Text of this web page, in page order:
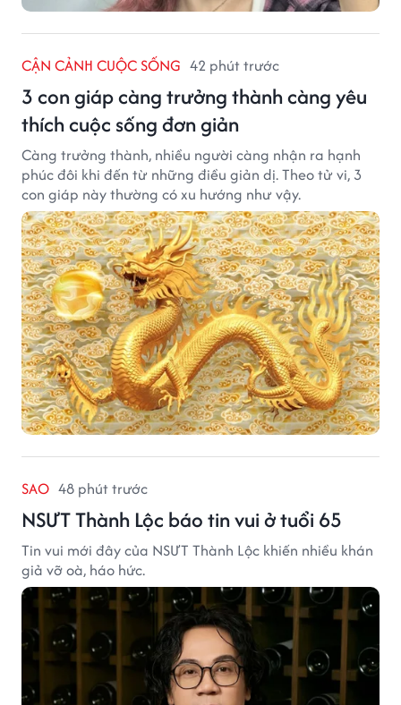
CẬN CẢNH CUỘC SỐNG 42 phút trước
3 con giáp càng trưởng thành càng yêu
thích cuộc sống đơn giản
Càng trưởng thành, nhiều người càng nhận ra hạnh
phúc đôi khi đến từ những điều giản dị. Theo tử vi, 3
con giáp này thường có xu hướng như vậy.
SAO 48 phút trước
NSƯT Thành Lộc báo tin vui ở tuổi 65
Tin vui mới đây của NSƯT Thành Lộc khiến nhiều khán
giả vỡ oà, háo hức.